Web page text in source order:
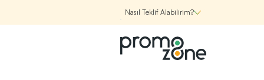
Nasıl Teklif Alabilirim?